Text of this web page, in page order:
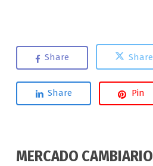
Share Share
Share Pin
MERCADO CAMBIARIO